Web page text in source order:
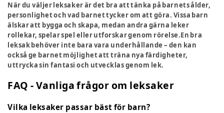
När du väljer leksaker är det bra att tänka på barnets ålder,
personlighet och vad barnet tycker om att göra. Vissa barn
älskar att bygga och skapa, medan andra gärna leker
rollekar, spelar spel eller utforskar genom rörelse.En bra
leksak behöver inte bara vara underhållande – den kan
också ge barnet möjlighet att träna nya färdigheter,
uttrycka sin fantasi och utvecklas genom lek.
FAQ - Vanliga frågor om leksaker
Vilka leksaker passar bäst för barn?